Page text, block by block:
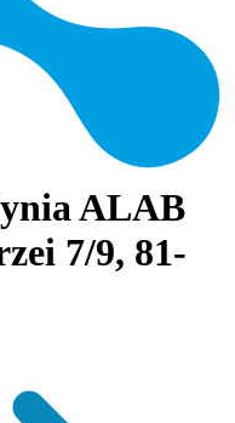
ALAB
7/9, 81-